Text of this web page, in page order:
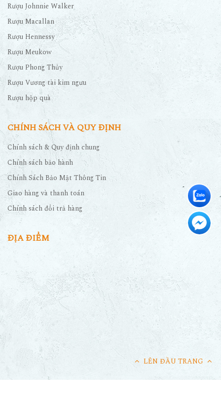
LÊN ĐẦU TRANG
Rượu Johnnie Walker
Rượu Macallan
Rượu Hennessy
Rượu Meukow
Rượu Phong Thủy
Rượu Vương tài kim ngưu
Rượu hộp quà
CHÍNH SÁCH VÀ QUY ĐỊNH
Chính sách & Quy định chung
Chính sách bảo hành
Chính Sách Bảo Mật Thông Tin
Giao hàng và thanh toán
Chính sách đổi trả hàng
ĐỊA ĐIỂM